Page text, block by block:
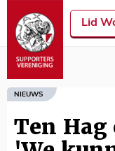
Lid
NIEUWS
Ten